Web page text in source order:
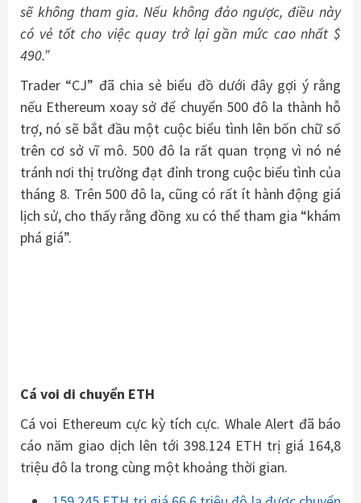
sẽ không tham gia. Nếu không đảo ngược, điều này
có vẻ tốt cho việc quay trở lại gần mức cao nhất $
490.”
Trader “CJ” đã chia sẻ biểu đồ dưới đây gợi ý rằng
nếu Ethereum xoay sở để chuyển 500 đô la thành hỗ
trợ, nó sẽ bắt đầu một cuộc biểu tình lên bốn chữ số
trên cơ sở vĩ mô. 500 đô la rất quan trọng vì nó né
tránh nơi thị trường đạt đỉnh trong cuộc biểu tình của
tháng 8. Trên 500 đô la, cũng có rất ít hành động giá
lịch sử, cho thấy rằng đồng xu có thể tham gia “khám
phá giá”.
Cá voi di chuyển ETH
Cá voi Ethereum cực kỳ tích cực. Whale Alert đã báo
cáo năm giao dịch lên tới 398.124 ETH trị giá 164,8
triệu đô la trong cùng một khoảng thời gian.